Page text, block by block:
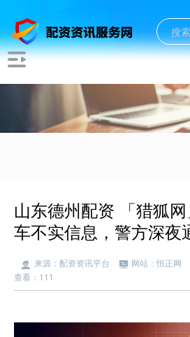
山东德州配资 「猎狐
车不实信息，警方深夜
来源：配资资讯平台 网站：恒正网
查看：111